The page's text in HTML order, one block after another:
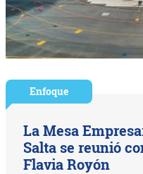
Enfoque
La Mesa
Salta se reunió
Flavia Royón